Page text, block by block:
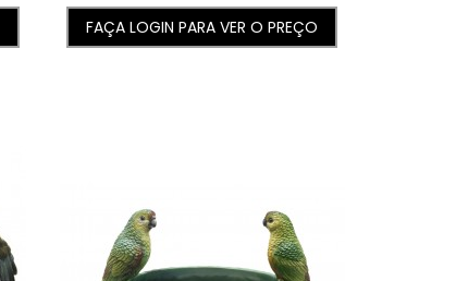
FAÇA LOGIN PARA VER O PREÇO